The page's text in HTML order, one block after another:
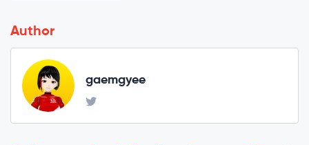
Author
gaemgyee